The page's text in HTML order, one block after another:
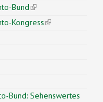
Bund(link is
external)
Kongress(link is
is external)
is external)
Bund: Sehenswertes